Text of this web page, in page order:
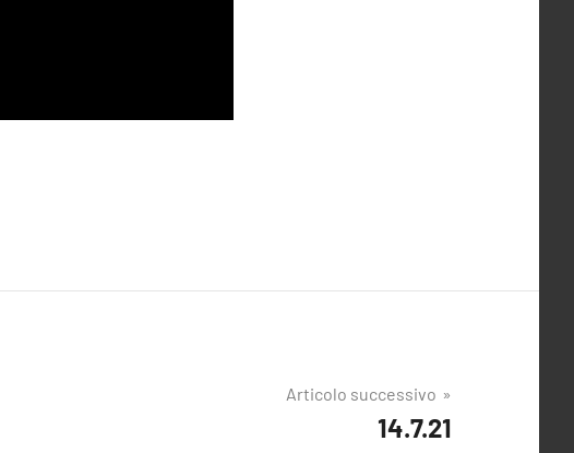
Articolo successivo
14.7.21